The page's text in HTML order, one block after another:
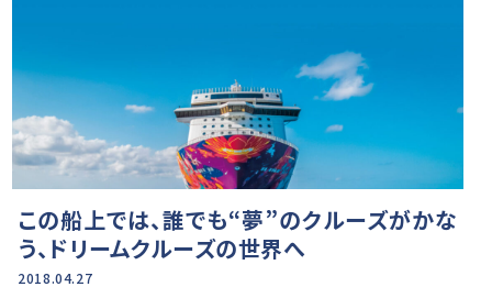
この船上では、誰でも“夢”のクルーズがかな
う、ドリームクルーズの世界へ
2018.04.27